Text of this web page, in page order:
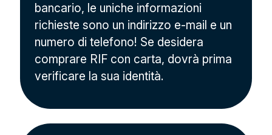
bancario, le uniche informazioni
richieste sono un indirizzo e-mail e un
numero di telefono! Se desidera
comprare RIF con carta, dovrà prima
verificare la sua identità.